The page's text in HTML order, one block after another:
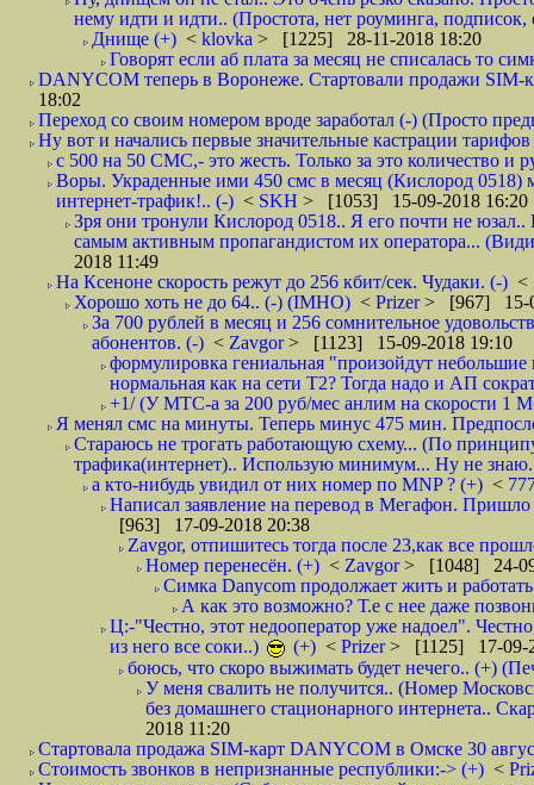
нему идти и идти.. (Простота, нет роуминга,
Днище (+) < klovka > [1225] 28-11-2018 18:20
Говорят если аб плата за месяц не списалась то
DANYCOM теперь в Воронеже. Стартовали продажи SIM-
18:02
Переход со своим номером вроде заработал (-) (Просто
Ну вот и начались первые значительные кастрации
с 500 на 50 СМС,- это жесть. Только за это количество и
Воры. Украденные ими 450 смс в месяц (Кислород 0518)
интернет-трафик!.. (-) < SKH > [1053] 15-09-2018 16:20
Зря они тронули Кислород 0518.. Я его почти не
самым активным пропагандистом их оператора...
2018 11:49
На Ксеноне скорость режут до 256 кбит/сек. Чудаки. (-) <
Хорошо хоть не до 64.. (-) (IMHO) < Prizer> [967] 15-
За 700 рублей в месяц и 256 сомнительное
абонентов. (-) < Zavgor> [1123] 15-09-2018 19:10
формулировка гениальная "произойдут небольшие
нормальная как на сети Т2? Тогда надо и АП
+1/ (У МТС-а за 200 руб/мес анлим на скорости 1
Я менял смс на минуты. Теперь минус 475 мин.
Стараюсь не трогать работающую схему... (По
трафика(интернет).. Использую минимум... Ну не
а кто-нибудь увидил от них номер по MNP ? (+) <
Написал заявление на перевод в Мегафон.
[963] 17-09-2018 20:38
Zavgor, отпишитесь тогда после 23,как все
Номер перенесён. (+) < Zavgor> [1048] 24-
Симка Danycom продолжает жить и
А как это возможно? Т.е с нее даже
Ц:-"Честно, этот недооператор уже надоел".
из него все соки..)
(+) < Prizer> [1125] 17-09-
боюсь, что скоро выжимать будет нечего.. (+)
У меня свалить не получится.. (Номер
без домашнего стационарного интернета..
2018 11:20
Стартовала продажа SIM-карт DANYCOM в Омске 30
Стоимость звонков в непризнанные республики:-> (+) <